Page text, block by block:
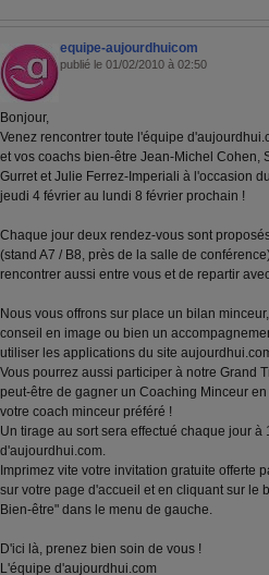
equipe-aujourdhuicom
publié le 01/02/2010 à 02:50
Bonjour,
Venez rencontrer toute l'équipe
et vos coachs bien-être Jean-Michel Cohen,
Gurret et Julie Ferrez-Imperiali à l'occasion
jeudi 4 février au lundi 8 février prochain !
Chaque jour deux rendez-vous sont
(stand A7 / B8, près de la salle de
rencontrer aussi entre vous et de repartir
Nous vous offrons sur place un bilan
conseil en image ou bien un
utiliser les applications du site
Vous pourrez aussi participer à notre Grand
peut-être de gagner un Coaching Minceur
votre coach minceur préféré !
Un tirage au sort sera effectué chaque jour à
d'aujourdhui.com.
Imprimez vite votre invitation gratuite offerte
sur votre page d'accueil et en cliquant sur le
Bien-être" dans le menu de gauche.
D'ici là, prenez bien soin de vous !
L'équipe d'aujourdhui.com